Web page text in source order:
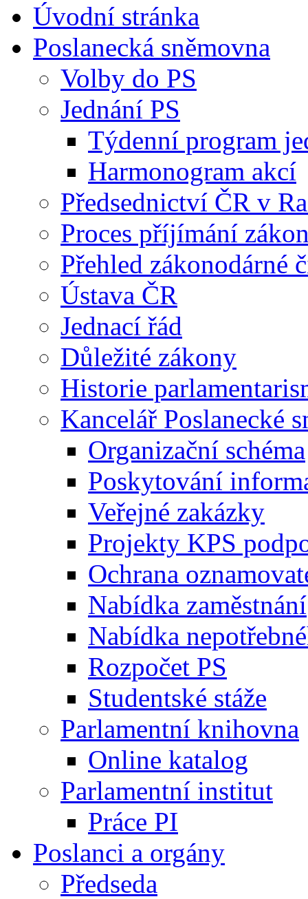
Úvodní stránka
Poslanecká sněmovna
Volby do PS
Jednání PS
Týdenní program
Harmonogram akcí
Předsednictví ČR v
Proces příjímání
Přehled zákonodárné
Ústava ČR
Jednací řád
Důležité zákony
Historie
Kancelář Poslanecké
Organizační schéma
Poskytování
Veřejné zakázky
Projekty KPS
Ochrana
Nabídka zaměstnání
Nabídka
Rozpočet PS
Studentské stáže
Parlamentní knihovna
Online katalog
Parlamentní institut
Práce PI
Poslanci a orgány
Předseda